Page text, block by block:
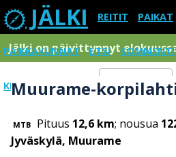
JÄLKI REITIT PAIKAT
PAIKKAKUNNAT ETSI
KIRJAUDU SISÄÄN Menu
Jälki on päivittynnyt
Muurame-
MTB Pituus 12,6 km; nousua
Jyväskylä, Muurame